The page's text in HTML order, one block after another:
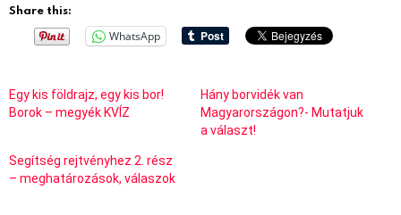
Share this:
WhatsApp
Egy kis földrajz, egy kis bor!
Borok – megyék KVÍZ
Hány borvidék van
Magyarországon?- Mutatjuk
a választ!
Segítség rejtvényhez 2. rész
– meghatározások, válaszok